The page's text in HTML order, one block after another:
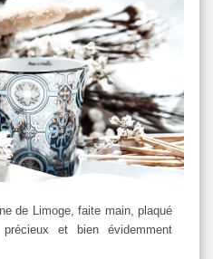
de Limoge, faite main, plaqué
et bien évidemment